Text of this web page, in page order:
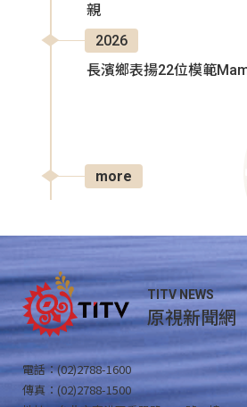
親
2026
長濱鄉表揚22位模範
more
TITV NEWS
原視新聞網
電話：(02)2788-1600
傳真：(02)2788-1500